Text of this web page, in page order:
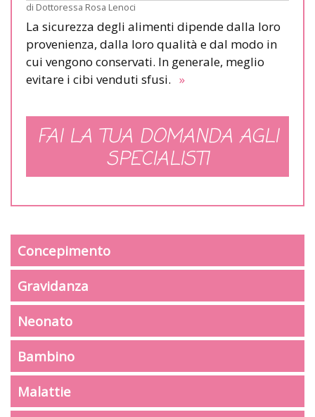
di Dottoressa Rosa Lenoci
La sicurezza degli alimenti dipende dalla loro
provenienza, dalla loro qualità e dal modo in
cui vengono conservati. In generale, meglio
evitare i cibi venduti sfusi. »
FAI LA TUA DOMANDA AGLI
SPECIALISTI
Concepimento
Gravidanza
Neonato
Bambino
Malattie